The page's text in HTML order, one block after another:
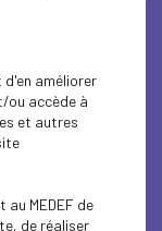
choisi de nous
tous les écrans.
est devenu pour
un dirigeant
à condition
améliorer
ou accède à
et autres
MEDEF de
de réaliser